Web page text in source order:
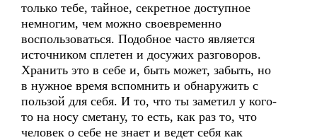
только тебе, тайное, секретное доступное
немногим, чем можно своевременно
воспользоваться. Подобное часто является
источником сплетен и досужих разговоров.
Хранить это в себе и, быть может, забыть, но
в нужное время вспомнить и обнаружить с
пользой для себя. И то, что ты заметил у кого-
то на носу сметану, то есть, как раз то, что
человек о себе не знает и ведет себя как